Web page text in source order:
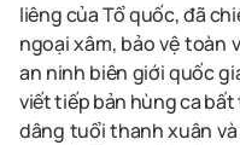
liêng của Tổ quốc, đã
ngoại xâm, bảo vệ toàn
an ninh biên giới quốc
viết tiếp bản hùng ca
dâng tuổi thanh xuân